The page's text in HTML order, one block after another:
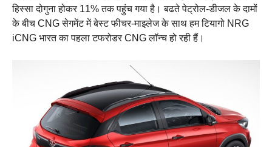
हिस्सा दोगुना होकर 11% तक पहुंच गया है। बढते पेट्रोल-डीजल के दामों
के बीच CNG सेगमेंट में बेस्ट फीचर-माइलेज के साथ हम टियागो NRG
iCNG भारत का पहला टफरोडर CNG लॉन्च हो रही हैं।